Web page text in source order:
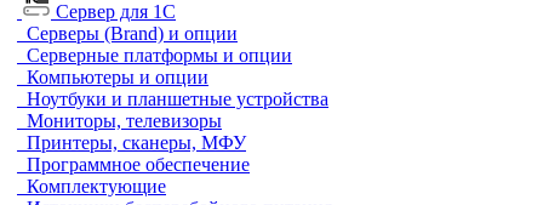
Сервер для 1С
Серверы (Brand) и опции
Серверные платформы и опции
Компьютеры и опции
Ноутбуки и планшетные устройства
Мониторы, телевизоры
Принтеры, сканеры, МФУ
Программное обеспечение
Комплектующие